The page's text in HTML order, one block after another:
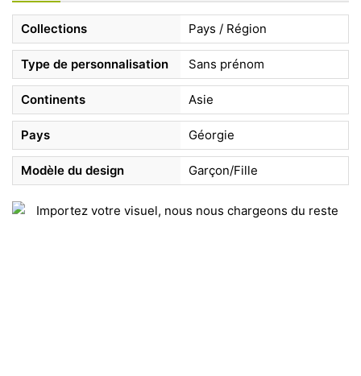
Collections Pays / Région
Type de personnalisation Sans prénom
Continents Asie
Pays Géorgie
Modèle du design Garçon/Fille